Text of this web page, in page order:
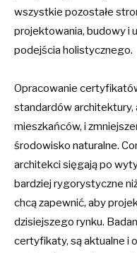
wszystkie pozostałe
projektowania, budowy i
podejścia holistycznego.
Opracowanie
standardów architektury,
mieszkańców, i
środowisko naturalne.
architekci sięgają po
bardziej rygorystyczne
chcą zapewnić, aby
dzisiejszego rynku.
certyfikaty, są aktualne i